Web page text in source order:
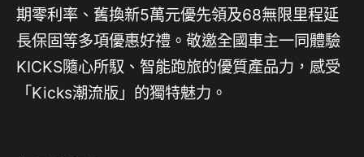
期零利率、舊換新5萬元優先領及68無限里程延
長保固等多項優惠好禮。敬邀全國車主一同體驗
KICKS隨心所馭、智能跑旅的優質產品力，感受
「Kicks潮流版」的獨特魅力。